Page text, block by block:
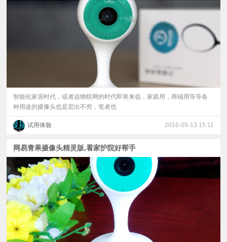
智能化家居时代，或者说物联网的时代即将来临，家庭用，商铺用等等各
种用途的摄像头也是层出不穷，笔者也
试用体验 2016-09-13 15:11
网易青果摄像头精灵版,看家护院好帮手